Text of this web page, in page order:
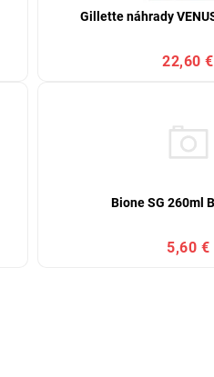
Gillette náhrady
22,60 €
Bione SG 260ml
5,60 €